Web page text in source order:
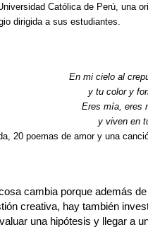
Católica de Perú, una
dirigida a sus estudiantes.
En mi cielo al
y tu color y
Eres mía, eres
y viven en
20 poemas de amor y una
cambia porque además
creativa, hay también
una hipótesis y llegar a